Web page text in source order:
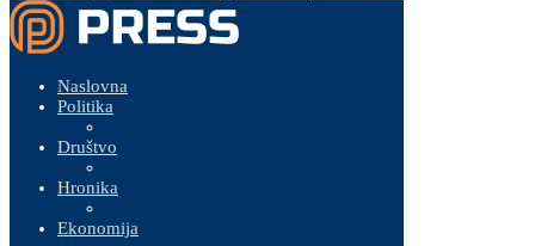
Naslovna
Politika
Društvo
Hronika
Ekonomija